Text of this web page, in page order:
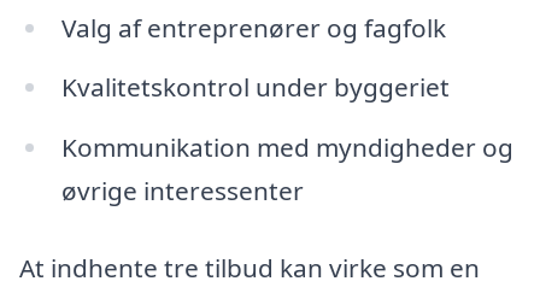
Valg af entreprenører og fagfolk
Kvalitetskontrol under byggeriet
Kommunikation med myndigheder og
øvrige interessenter
At indhente tre tilbud kan virke som en